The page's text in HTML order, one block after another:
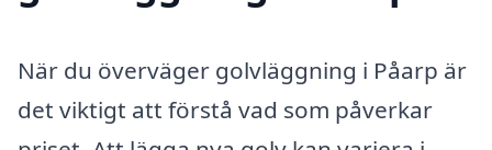
När du överväger golvläggning i Påarp är
det viktigt att förstå vad som påverkar